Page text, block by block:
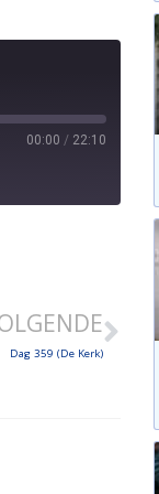
00:00 / 22:10
Dag 359 (De Kerk)